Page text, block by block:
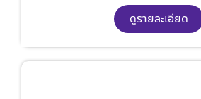
ดูรายละเอียด